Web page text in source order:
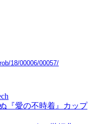
18/00006/00057/
『愛の不時着』カップ